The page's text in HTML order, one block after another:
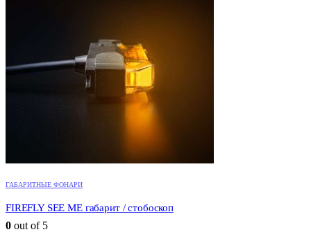
ГАБАРИТНЫЕ ФОНАРИ
FIREFLY SEE ME габарит / стобоскоп
0 out of 5